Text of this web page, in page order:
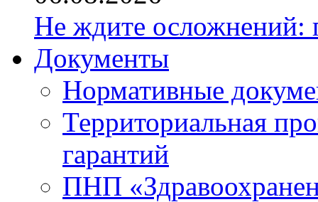
Не ждите осложнений:
Документы
Нормативные
Территориальная
гарантий
ПНП